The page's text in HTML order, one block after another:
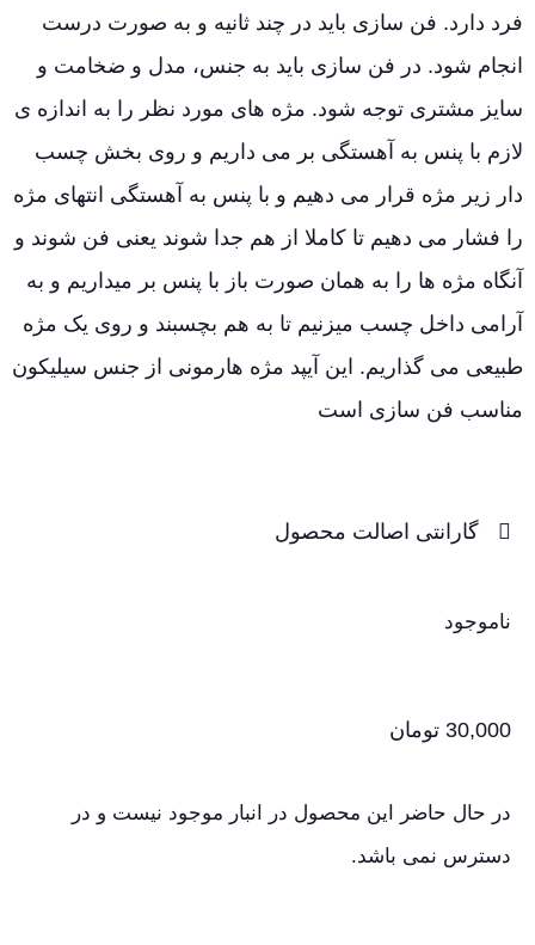
فرد دارد. فن سازی باید در چند ثانیه و به صورت درست
انجام شود. در فن سازی باید به جنس، مدل و ضخامت و
سایز مشتری توجه شود. مژه های مورد نظر را به اندازه ی
لازم با پنس به آهستگی بر می داریم و روی بخش چسب
دار زیر مژه قرار می دهیم و با پنس به آهستگی انتهای مژه
را فشار می دهیم تا کاملا از هم جدا شوند یعنی فن شوند و
آنگاه مژه ها را به همان صورت باز با پنس بر میداریم و به
آرامی داخل چسب میزنیم تا به هم بچسبند و روی یک مژه
طبیعی می گذاریم. این آیپد مژه هارمونی از جنس سیلیکون
مناسب فن سازی است
گارانتی اصالت محصول
ناموجود
30,000 تومان
در حال حاضر این محصول در انبار موجود نیست و در
دسترس نمی باشد.